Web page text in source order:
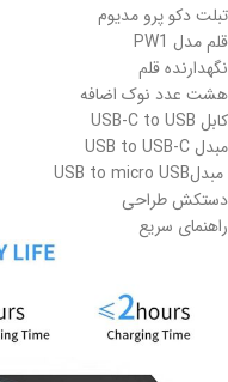
تبلت دکو پرو مدیوم
قلم مدل PW1
نگهدارنده قلم
هشت عدد نوک اضافه
کابل USB-C to USB
مبدل USB to USB-C
مبدلUSB to micro USB
دستکش طراحی
راهنمای سریع